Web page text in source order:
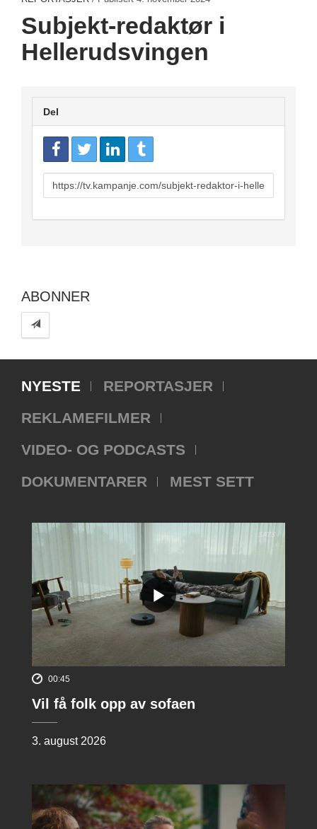
Subjekt-redaktør i
Hellerudsvingen
Del
URL
to
ABONNER
NYESTE
REPORTASJER
REKLAMEFILMER
VIDEO- OG PODCASTS
DOKUMENTARER
MEST SETT
00:45
Vil få folk opp av sofaen
3. august 2026